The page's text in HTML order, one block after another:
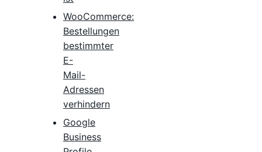
WooCommerce:
Bestellungen
bestimmter
E-
Mail-
Adressen
verhindern
Google
Business